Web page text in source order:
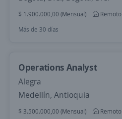
$ 1.900.000,00 (Mensual)
Remoto
Más de 30 días
Operations Analyst
Alegra
Medellín, Antioquia
$ 3.500.000,00 (Mensual)
Remoto